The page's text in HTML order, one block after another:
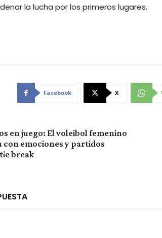
la lucha por los primeros lugares.
Facebook X
en juego: El voleibol femenino
con emociones y partidos
break